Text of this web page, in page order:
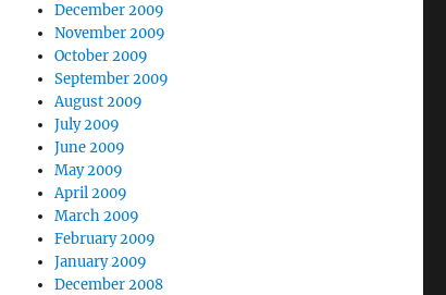
December 2009
November 2009
October 2009
September 2009
August 2009
July 2009
June 2009
May 2009
April 2009
March 2009
February 2009
January 2009
December 2008